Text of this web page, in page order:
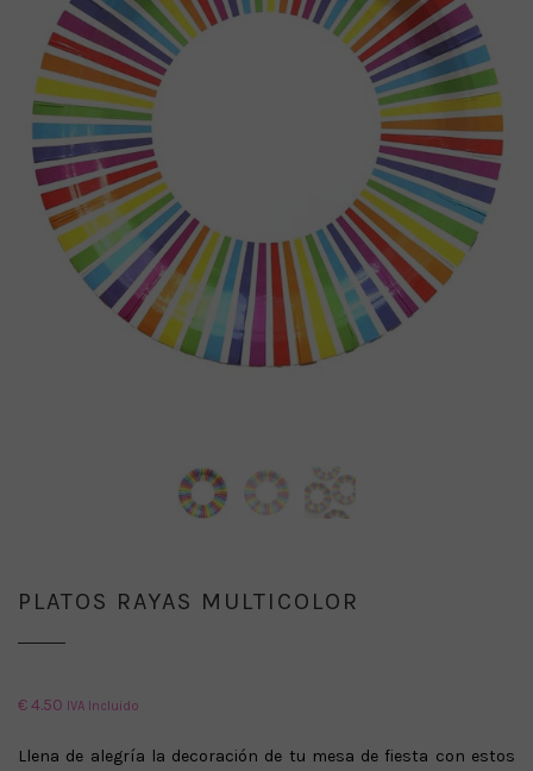
PLATOS RAYAS MULTICOLOR
€4.50 IVA Incluido
Llena de alegría la decoración de tu mesa de fiesta con estos